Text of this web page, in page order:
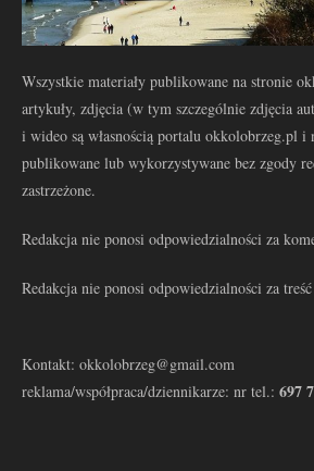
Wszystkie materiały publikowane na stronie
artykuły, zdjęcia (w tym szczególnie zdjęcia
i wideo są własnością portalu okkolobrzeg.pl i
publikowane lub wykorzystywane bez zgody
zastrzeżone.
Redakcja nie ponosi odpowiedzialności za
Redakcja nie ponosi odpowiedzialności za
Kontakt: okkolobrzeg@gmail.com
reklama/współpraca/dziennikarze: nr tel.: 697